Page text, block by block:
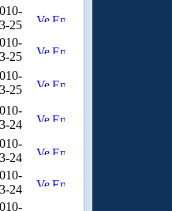
25
25
25
24
24
24